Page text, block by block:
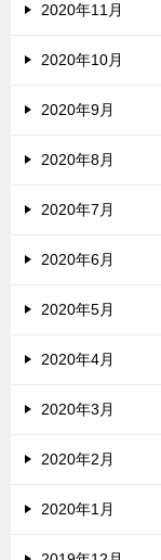
2020年11月
2020年10月
2020年9月
2020年8月
2020年7月
2020年6月
2020年5月
2020年4月
2020年3月
2020年2月
2020年1月